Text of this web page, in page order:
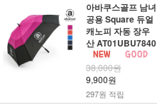
아바쿠스골프 남녀
공용 Square 듀얼
캐노피 자동 장우
산 AT01UBU7840
38,000원
9,900원
297원 적립